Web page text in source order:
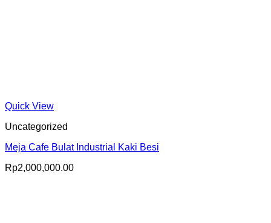
Quick View
Uncategorized
Meja Cafe Bulat Industrial Kaki Besi
Rp2,000,000.00